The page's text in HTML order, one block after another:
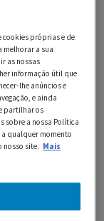
cookies próprias e de
melhorar a sua
as nossas
informação útil que
lhe anúncios e
e ainda
partilhar os
sobre a nossa Política
a qualquer momento
nosso site. Mais